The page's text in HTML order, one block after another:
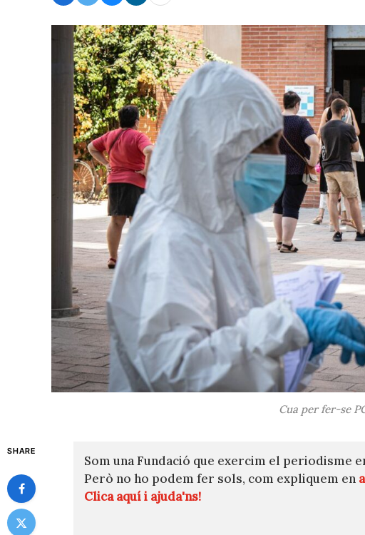
Cua per fer-se
SHARE
Som una Fundació que exercim el periodisme
Però no ho podem fer sols, com expliquem en
Clica aquí i ajuda'ns!